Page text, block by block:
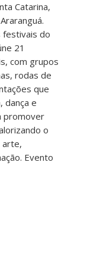
Catarina,
festivais do
21
com grupos
rodas de
que
dança e
promover
o
arte,
Evento